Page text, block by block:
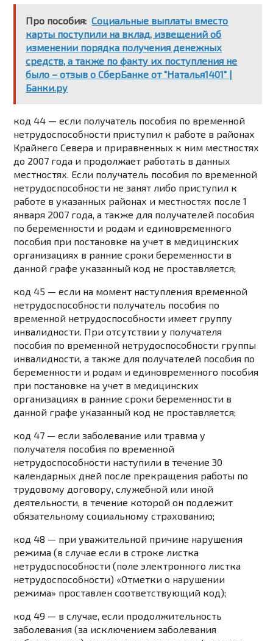
Про пособия: Социальные выплаты вместо
карты поступили на вклад, извещений об
изменении порядка получения денежных
средств, а также по факту их поступления не
было – отзыв о СберБанке от "Наталья1401" |
Банки.ру
код 44 — если получатель пособия по временной
нетрудоспособности приступил к работе в районах
Крайнего Севера и приравненных к ним местностях
до 2007 года и продолжает работать в данных
местностях. Если получатель пособия по временной
нетрудоспособности не занят либо приступил к
работе в указанных районах и местностях после 1
января 2007 года, а также для получателей пособия
по беременности и родам и единовременного
пособия при постановке на учет в медицинских
организациях в ранние сроки беременности в
данной графе указанный код не проставляется;
код 45 — если на момент наступления временной
нетрудоспособности получатель пособия по
временной нетрудоспособности имеет группу
инвалидности. При отсутствии у получателя
пособия по временной нетрудоспособности группы
инвалидности, а также для получателей пособия по
беременности и родам и единовременного пособия
при постановке на учет в медицинских
организациях в ранние сроки беременности в
данной графе указанный код не проставляется;
код 47 — если заболевание или травма у
получателя пособия по временной
нетрудоспособности наступили в течение 30
календарных дней после прекращения работы по
трудовому договору, служебной или иной
деятельности, в течение которой он подлежит
обязательному социальному страхованию;
код 48 — при уважительной причине нарушения
режима (в случае если в строке листка
нетрудоспособности (поле электронного листка
нетрудоспособности) «Отметки о нарушении
режима» проставлен соответствующий код);
код 49 — в случае, если продолжительность
заболевания (за исключением заболевания